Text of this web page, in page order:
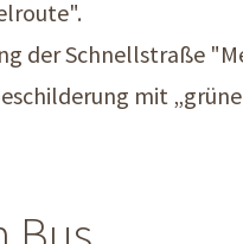
der Schnellstraße
mit